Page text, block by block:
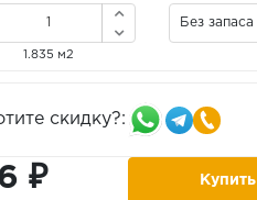
1.835 м2
Без запаса
скидку?:
₽ Купить